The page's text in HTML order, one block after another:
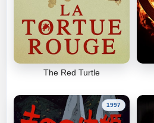
The Red Turtle
1997